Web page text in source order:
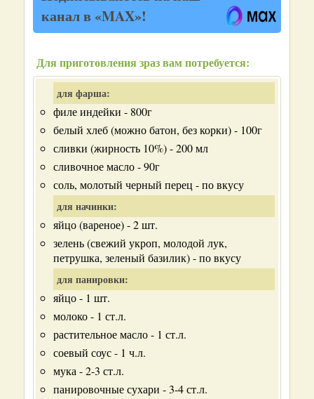
канал в «MAX»!
Для приготовления зраз вам потребуется:
для фарша:
филе индейки - 800г
белый хлеб (можно батон, без корки) - 100г
сливки (жирность 10%) - 200 мл
сливочное масло - 90г
соль, молотый черный перец - по вкусу
для начинки:
яйцо (вареное) - 2 шт.
зелень (свежий укроп, молодой лук,
петрушка, зеленый базилик) - по вкусу
для панировки:
яйцо - 1 шт.
молоко - 1 ст.л.
растительное масло - 1 ст.л.
соевый соус - 1 ч.л.
мука - 2-3 ст.л.
панировочные сухари - 3-4 ст.л.